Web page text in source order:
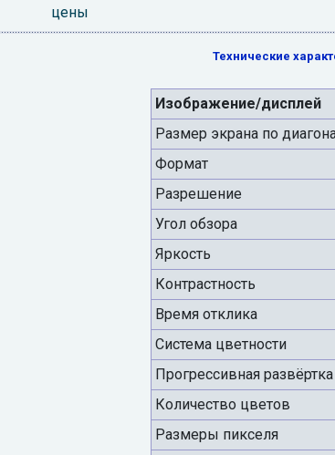
цены
Технические
Изображение/дисплей
Размер экрана по
Формат
Разрешение
Угол обзора
Яркость
Контрастность
Время отклика
Система цветности
Прогрессивная развёртка
Количество цветов
Размеры пикселя